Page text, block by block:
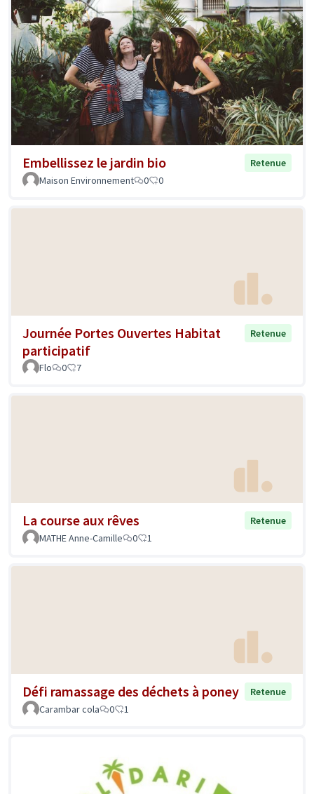
Embellissez le jardin bio
Retenue
Maison Environnement
0 0
Journée Portes Ouvertes Habitat
participatif
Retenue
Flo 0 7
La course aux rêves
Retenue
MATHE Anne-Camille
0 1
Défi ramassage des déchets à poney
Retenue
Carambar cola
0 1